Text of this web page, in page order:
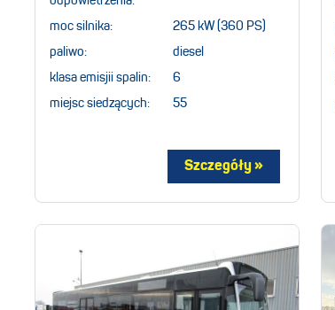
moc silnika: 265 kW (360 PS)
paliwo: diesel
klasa emisjii spalin: 6
miejsc siedzących: 55